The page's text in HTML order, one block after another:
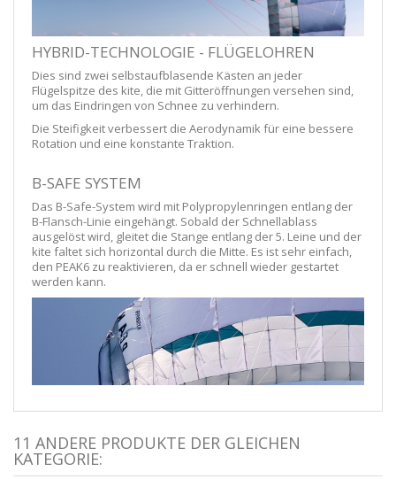
HYBRID-TECHNOLOGIE - FLÜGELOHREN
Dies sind zwei selbstaufblasende Kästen an jeder
Flügelspitze des kite, die mit Gitteröffnungen versehen sind,
um das Eindringen von Schnee zu verhindern.
Die Steifigkeit verbessert die Aerodynamik für eine bessere
Rotation und eine konstante Traktion.
B-SAFE SYSTEM
Das B-Safe-System wird mit Polypropylenringen entlang der
B-Flansch-Linie eingehängt. Sobald der Schnellablass
ausgelöst wird, gleitet die Stange entlang der 5. Leine und der
kite faltet sich horizontal durch die Mitte. Es ist sehr einfach,
den PEAK6 zu reaktivieren, da er schnell wieder gestartet
werden kann.
11 ANDERE PRODUKTE DER GLEICHEN
KATEGORIE: